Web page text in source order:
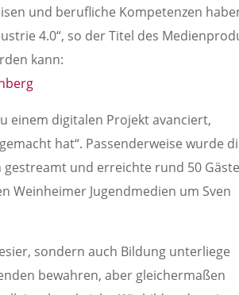
und berufliche Kompetenzen
4.0“, so der Titel des
kann:
einem digitalen Projekt avanciert,
hat“. Passenderweise wurde
und erreichte rund 50
Weinheimer Jugendmedien um Sven
sondern auch Bildung unterliege
bewahren, aber gleichermaßen